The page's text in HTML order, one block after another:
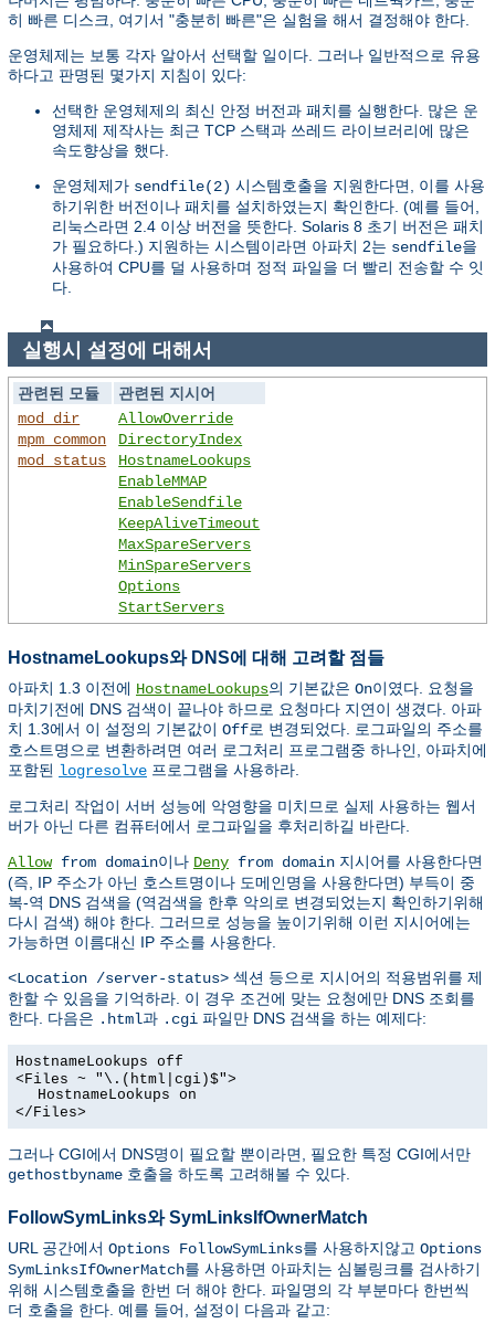
히 빠른 디스크, 여기서 "충분히 빠른"은 실험을 해서 결정해야 한다.
운영체제는 보통 각자 알아서 선택할 일이다. 그러나 일반적으로 유용
하다고 판명된 몇가지 지침이 있다:
선택한 운영체제의 최신 안정 버전과 패치를 실행한다. 많은 운
영체제 제작사는 최근 TCP 스택과 쓰레드 라이브러리에 많은
속도향상을 했다.
운영체제가 sendfile(2) 시스템호출을 지원한다면, 이를 사용
하기위한 버전이나 패치를 설치하였는지 확인한다. (예를 들어,
리눅스라면 2.4 이상 버전을 뜻한다. Solaris 8 초기 버전은 패치
가 필요하다.) 지원하는 시스템이라면 아파치 2는 sendfile을
사용하여 CPU를 덜 사용하며 정적 파일을 더 빨리 전송할 수 잇
다.
실행시 설정에 대해서
관련된 모듈
관련된 지시어
mod_dir
mpm_common
mod_status
AllowOverride
DirectoryIndex
HostnameLookups
EnableMMAP
EnableSendfile
KeepAliveTimeout
MaxSpareServers
MinSpareServers
Options
StartServers
HostnameLookups와 DNS에 대해 고려할 점들
아파치 1.3 이전에 HostnameLookups의 기본값은 On이였다. 요청을
마치기전에 DNS 검색이 끝나야 하므로 요청마다 지연이 생겼다. 아파
치 1.3에서 이 설정의 기본값이 Off로 변경되었다. 로그파일의 주소를
호스트명으로 변환하려면 여러 로그처리 프로그램중 하나인, 아파치에
포함된 logresolve 프로그램을 사용하라.
로그처리 작업이 서버 성능에 악영향을 미치므로 실제 사용하는 웹서
버가 아닌 다른 컴퓨터에서 로그파일을 후처리하길 바란다.
Allowfrom domain이나 Deny from domain 지시어를 사용한다면
(즉, IP 주소가 아닌 호스트명이나 도메인명을 사용한다면) 부득이 중
복-역 DNS 검색을 (역검색을 한후 악의로 변경되었는지 확인하기위해
다시 검색) 해야 한다. 그러므로 성능을 높이기위해 이런 지시어에는
가능하면 이름대신 IP 주소를 사용한다.
<Location /server-status> 섹션 등으로 지시어의 적용범위를 제
한할 수 있음을 기억하라. 이 경우 조건에 맞는 요청에만 DNS 조회를
한다. 다음은 .html과 .cgi 파일만 DNS 검색을 하는 예제다:
HostnameLookups off
<Files ~ "\.(html|cgi)$">
HostnameLookups on
</Files>
그러나 CGI에서 DNS명이 필요할 뿐이라면, 필요한 특정 CGI에서만
gethostbyname 호출을 하도록 고려해볼 수 있다.
FollowSymLinks와 SymLinksIfOwnerMatch
URL 공간에서 Options FollowSymLinks를 사용하지않고 Options
SymLinksIfOwnerMatch를 사용하면 아파치는 심볼링크를 검사하기
위해 시스템호출을 한번 더 해야 한다. 파일명의 각 부분마다 한번씩
더 호출을 한다. 예를 들어, 설정이 다음과 같고: